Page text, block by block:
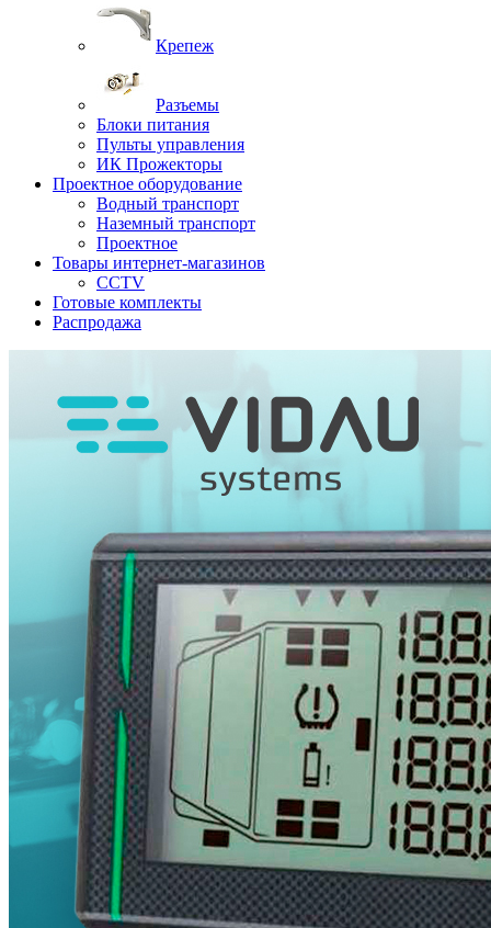
Крепеж
Разъемы
Блоки питания
Пульты управления
ИК Прожекторы
Проектное оборудование
Водный транспорт
Наземный транспорт
Проектное
Товары интернет-магазинов
CCTV
Готовые комплекты
Распродажа